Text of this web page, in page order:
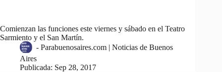
Comienzan las funciones este viernes y sábado en el Teatro
Sarmiento y el San Martín.
- Parabuenosaires.com | Noticias de Buenos
Aires
Publicada: Sep 28, 2017